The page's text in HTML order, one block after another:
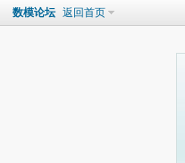
数模论坛 返回首页